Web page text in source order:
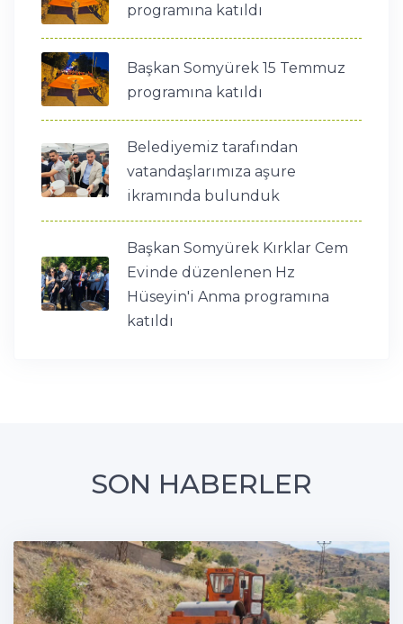
programına katıldı
Başkan Somyürek 15 Temmuz
programına katıldı
Belediyemiz tarafından
vatandaşlarımıza aşure
ikramında bulunduk
Başkan Somyürek Kırklar Cem
Evinde düzenlenen Hz
Hüseyin'i Anma programına
katıldı
SON HABERLER